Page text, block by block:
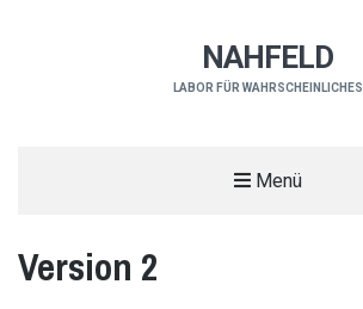
NAHFELD
LABOR FÜR WAHRSCHEINLICHES
Menü
Version 2